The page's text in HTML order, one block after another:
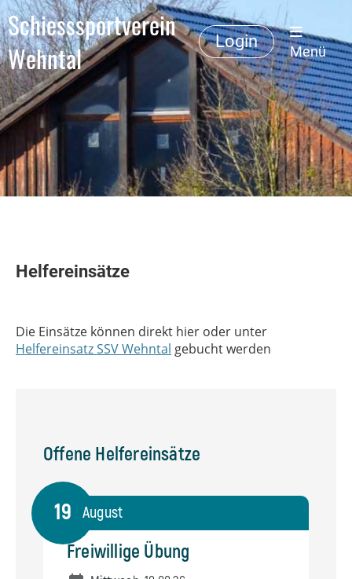
Schiesssportverein
Wehntal
Login
Menü
Helfereinsätze
Die Einsätze können direkt hier oder unter
Helfereinsatz SSV Wehntal gebucht werden